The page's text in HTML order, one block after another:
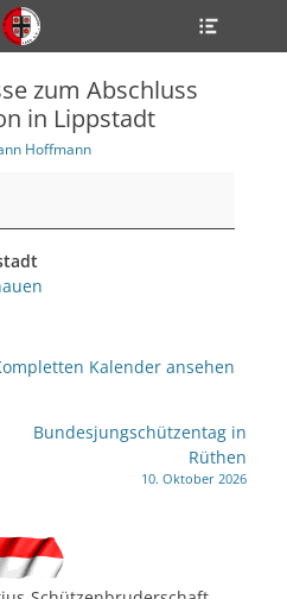
zum Abschluss
in Lippstadt
Hoffmann
Kalender ansehen
Bundesjungschützentag in
Rüthen
10. Oktober 2026